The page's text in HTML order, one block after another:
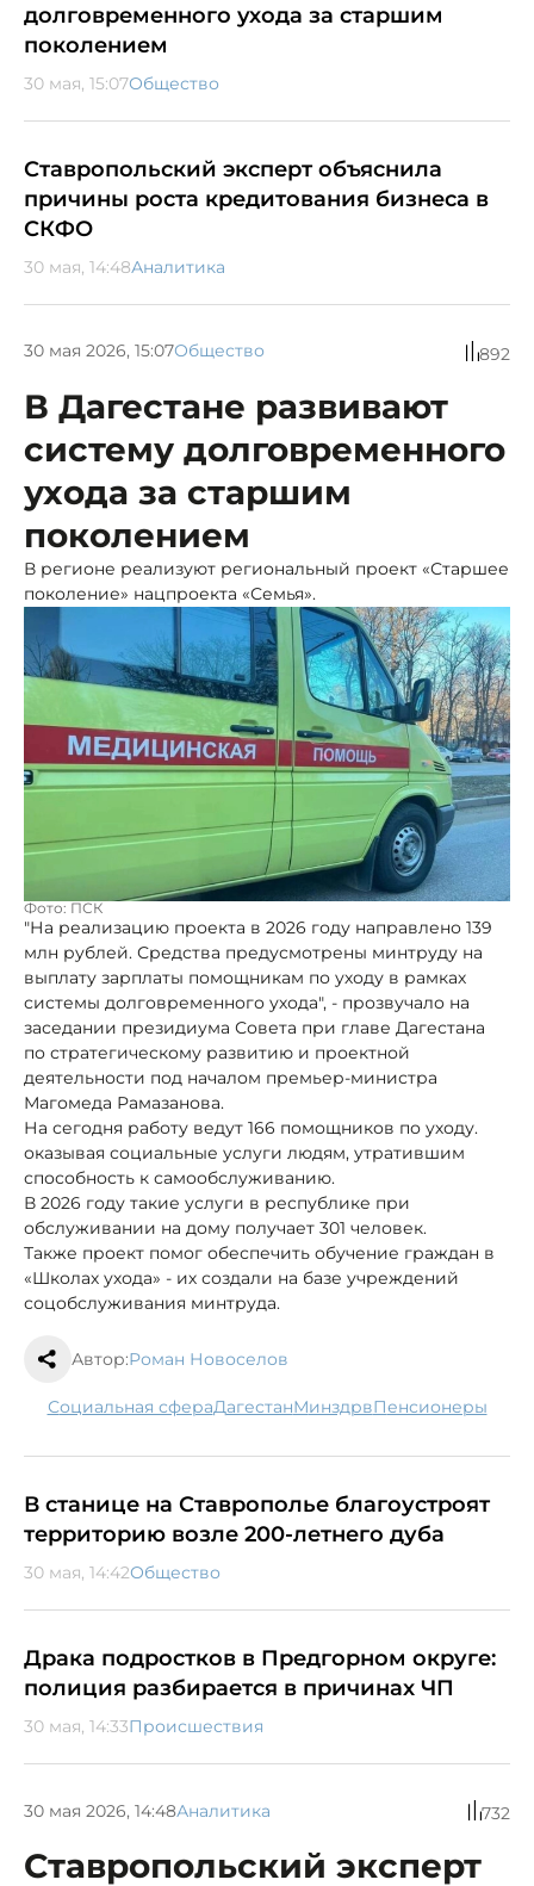
долговременного ухода за старшим
поколением
30 мая, 15:07Общество
Ставропольский эксперт объяснила
причины роста кредитования бизнеса в
СКФО
30 мая, 14:48Аналитика
30 мая 2026, 15:07Общество 892
В Дагестане развивают
систему долговременного
ухода за старшим
поколением
В регионе реализуют региональный проект «Старшее
поколение» нацпроекта «Семья».
Фото: ПСК
"На реализацию проекта в 2026 году направлено 139
млн рублей. Средства предусмотрены минтруду на
выплату зарплаты помощникам по уходу в рамках
системы долговременного ухода", - прозвучало на
заседании президиума Совета при главе Дагестана
по стратегическому развитию и проектной
деятельности под началом премьер-министра
Магомеда Рамазанова.
На сегодня работу ведут 166 помощников по уходу.
оказывая социальные услуги людям, утратившим
способность к самообслуживанию.
В 2026 году такие услуги в республике при
обслуживании на дому получает 301 человек.
Также проект помог обеспечить обучение граждан в
«Школах ухода» - их создали на базе учреждений
соцобслуживания минтруда.
Автор:Роман Новоселов
социальная сфера Дагестан минздрв пенсионеры
В станице на Ставрополье благоустроят
территорию возле 200-летнего дуба
30 мая, 14:42Общество
Драка подростков в Предгорном округе:
полиция разбирается в причинах ЧП
30 мая, 14:33Происшествия
30 мая 2026, 14:48Аналитика 732
Ставропольский эксперт